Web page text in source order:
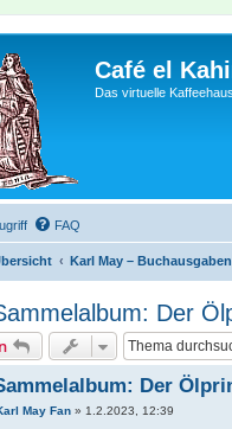
Café el
Das virtuelle
FAQ
Karl May – Buchausgaben
Der
Der
May Fan» 1.2.2023, 12:39